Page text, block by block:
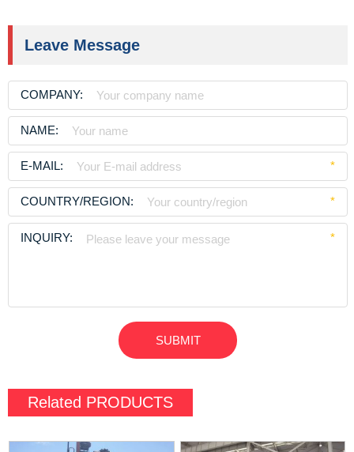
Leave Message
COMPANY:
NAME:
E-MAIL: *
COUNTRY/REGION: *
INQUIRY: *
Related PRODUCTS